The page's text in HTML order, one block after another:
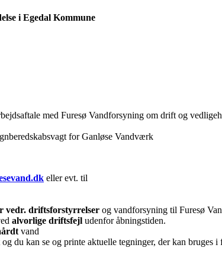
i Egedal Kommune
med Furesø Vandforsyning om drift og
for Ganløse Vandværk
eller evt. til
vedr. driftsforstyrrelser og vandforsyning til Furesø
alvorlige driftsfejl udenfor åbningstiden.
vand
du kan se og printe aktuelle tegninger, der kan bruges i